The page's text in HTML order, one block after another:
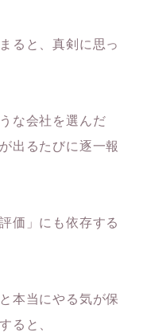
ると、真剣に思っ
な会社を選んだ
出るたびに逐一報
価」にも依存する
本当にやる気が保
ると、